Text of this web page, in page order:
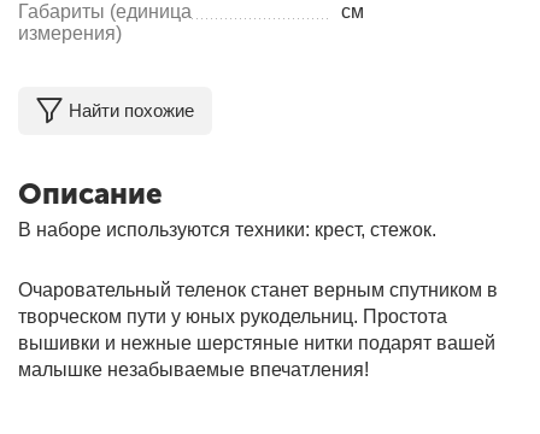
Габариты (единица
измерения)
см
Найти похожие
Описание
В наборе используются техники: крест, стежок.
Очаровательный теленок станет верным спутником в
творческом пути у юных рукодельниц. Простота
вышивки и нежные шерстяные нитки подарят вашей
малышке незабываемые впечатления!